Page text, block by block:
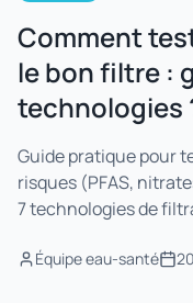
Comment
le bon filtre :
technologies
Guide pratique pour
risques (PFAS,
7 technologies de
Équipe eau-santé